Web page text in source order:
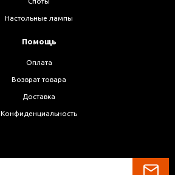
Настольные лампы
Помощь
Оплата
Возврат товара
Доставка
Конфиденциальность